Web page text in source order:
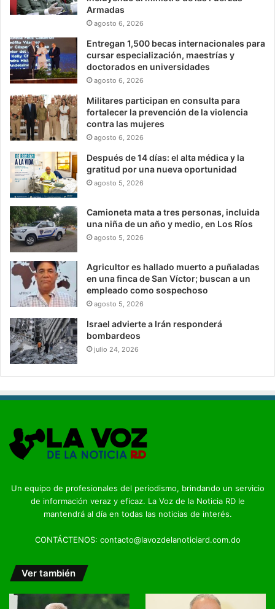
Armadas
agosto 6, 2026
Entregan 1,500 becas internacionales para
cursar especialización, maestrías y
doctorados en universidades
agosto 6, 2026
Militares participan en consulta para
fortalecer la prevención de la violencia
contra las mujeres
agosto 6, 2026
Después de 14 días: el alta médica y la
gratitud por una nueva oportunidad
agosto 5, 2026
Camioneta mata a tres personas, incluida
una niña de un año y medio, en Los Ríos
agosto 5, 2026
Agricultor es hallado muerto a puñaladas
en una finca de San Víctor; buscan a un
empleado como sospechoso
agosto 5, 2026
Israel advierte a Irán responderá
bombardeos
julio 24, 2026
Un equipo de profesionales del periodismo, brindando un servicio
de información veraz y eficaz. La Voz de la Noticia RD le
mantendrá al día en todas las noticias de interés.
CONTÁCTENOS: contacto@lavozdelanoticiard.com.do
Ver también